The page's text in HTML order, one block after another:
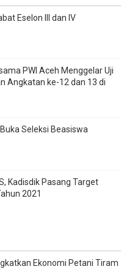
Eselon III dan IV
PWI Aceh Menggelar Uji
Angkatan ke-12 dan 13 di
Seleksi Beasiswa
Kadisdik Pasang Target
2021
Ekonomi Petani Tiram